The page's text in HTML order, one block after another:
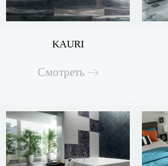
KAURI
Смотреть